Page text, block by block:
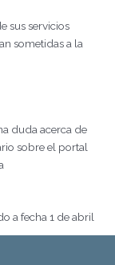
sus servicios
sometidas a la
duda acerca de
sobre el portal
a fecha 1 de abril